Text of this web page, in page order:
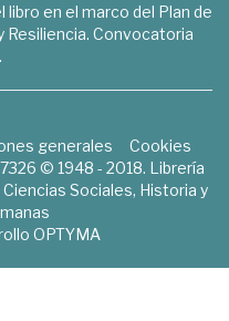
en el marco del Plan de
Resiliencia. Convocatoria
generales
Cookies
© 1948 - 2018. Librería
Sociales, Historia y
OPTYMA